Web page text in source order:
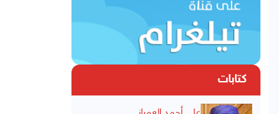
كتابات
علي أحمد العمراني